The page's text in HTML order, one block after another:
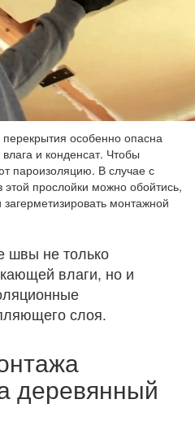
особенно опасна
и конденсат. Чтобы
пароизоляцию. В случае с
прослойки можно обойтись,
монтажной
швы не только
влаги, но и
слоя.
деревянный